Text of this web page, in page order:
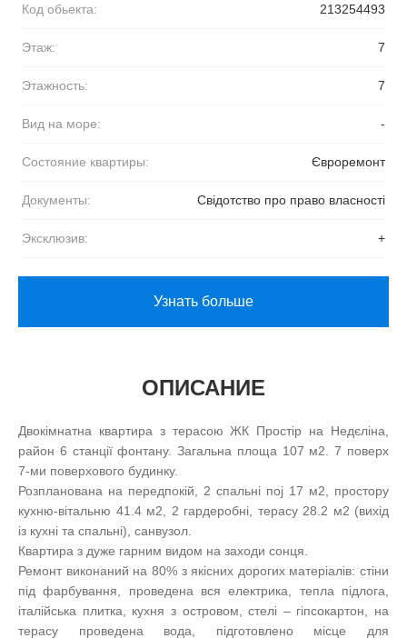
Код обьекта: 213254493
Этаж: 7
Этажность: 7
Вид на море: -
Состояние квартиры: Євроремонт
Документы: Свідотство про право власності
Эксклюзив: +
Узнать больше
ОПИСАНИЕ
Двокімнатна квартира з терасою ЖК Простір на Недєліна,
район 6 станції фонтану. Загальна площа 107 м2. 7 поверх
7-ми поверхового будинку.
Розпланована на передпокій, 2 спальні поj 17 м2, простору
кухню-вітальню 41.4 м2, 2 гардеробні, терасу 28.2 м2 (вихід
із кухні та спальні), санвузол.
Квартира з дуже гарним видом на заходи сонця.
Ремонт виконаний на 80% з якісних дорогих матеріалів: стіни
під фарбування, проведена вся електрика, тепла підлога,
італійська плитка, кухня з островом, стелі – гіпсокартон, на
терасу проведена вода, підготовлено місце для